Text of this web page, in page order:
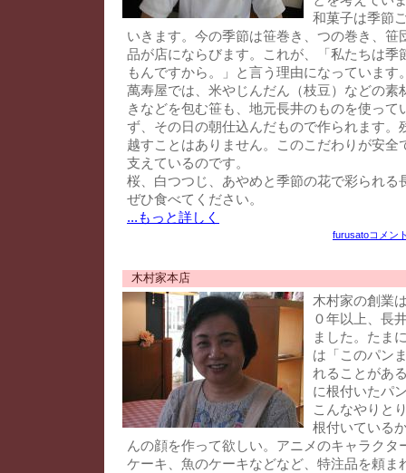
和菓子は季節
いきます。今の季節は笹巻き、つの巻き、笹
品が店にならびます。これが、「私たちは季
もんですから。」と言う理由になっています
萬寿屋では、米やじんだん（枝豆）などの素
きなどを包む笹も、地元長井のものを使って
ず、その日の朝仕込んだもので作られます。
越すことはありません。このこだわりが安全
支えているのです。
桜、白つつじ、あやめと季節の花で彩られる
ぜひ食べてください。
...もっと詳しく
furusatoコメン
木村家本店
木村家の創業
０年以上、長
ました。たま
は「このパン
れることがあ
に根付いたパ
こんなやりと
根付いている
んの顔を作って欲しい。アニメのキャラクタ
ケーキ、魚のケーキなどなど、特注品を頼ま